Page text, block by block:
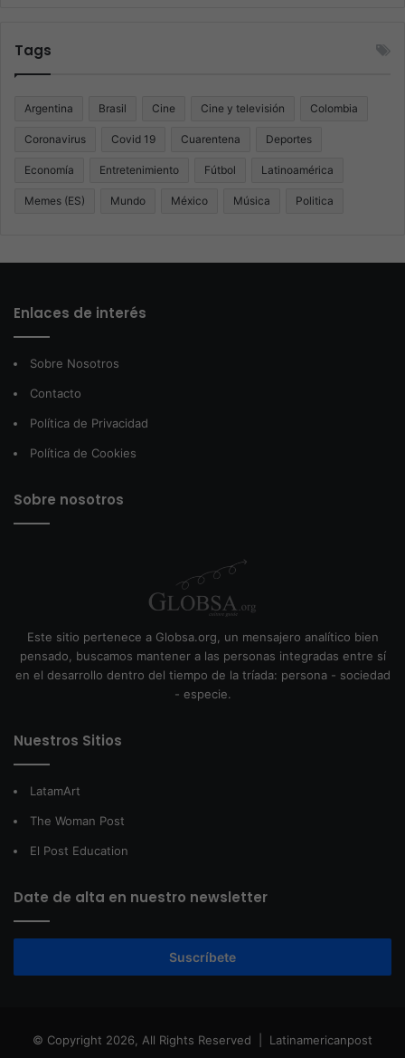
Tags
Argentina Brasil Cine Cine y televisión Colombia
Coronavirus Covid 19 Cuarentena Deportes
Economía Entretenimiento Fútbol Latinoamérica
Memes (ES) Mundo México Música Politica
Enlaces de interés
Sobre Nosotros
Contacto
Política de Privacidad
Política de Cookies
Sobre nosotros
Este sitio pertenece a Globsa.org, un mensajero analítico bien
pensado, buscamos mantener a las personas integradas entre sí
en el desarrollo dentro del tiempo de la tríada: persona - sociedad
- especie.
Nuestros Sitios
LatamArt
The Woman Post
El Post Education
Date de alta en nuestro newsletter
Suscríbete
© Copyright 2026, All Rights Reserved | Latinamericanpost